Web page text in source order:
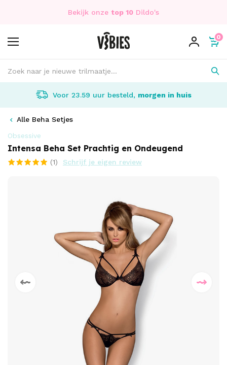
Bekijk onze top 10 Dildo's
0
Voor 23.59 uur besteld, morgen in huis
Alle Beha Setjes
Obsessive
Intensa Beha Set Prachtig en Ondeugend
(1) Schrijf je eigen review